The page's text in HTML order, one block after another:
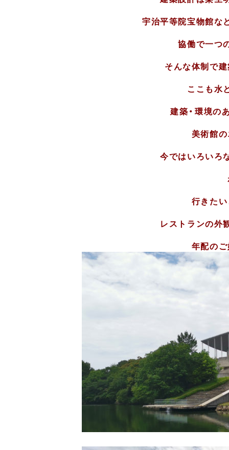
宇治平等院宝物館な
協働で一つ
そんな体制で
ここも水
建築・環境の
美術館
今ではいろいろ
行きた
レストランの外
年配の